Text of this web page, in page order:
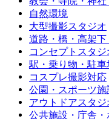
自然環境
大型撮影スタジオ
道路・橋・高架
コンセプトスタジ
駅・乗り物・駐
コスプレ撮影対応
公園・スポーツ施
アウトドアスタジ
公共施設・庁舎・